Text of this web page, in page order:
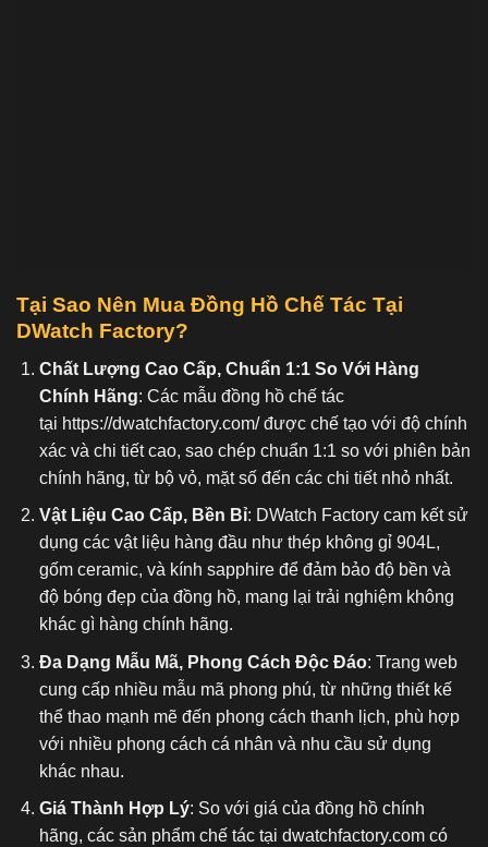
Tại Sao Nên Mua Đồng Hồ Chế Tác Tại
DWatch Factory?
Chất Lượng Cao Cấp, Chuẩn 1:1 So Với Hàng
Chính Hãng: Các mẫu đồng hồ chế tác
tại https://dwatchfactory.com/được chế tạo với độ chính
xác và chi tiết cao, sao chép chuẩn 1:1 so với phiên bản
chính hãng, từ bộ vỏ, mặt số đến các chi tiết nhỏ nhất.
Vật Liệu Cao Cấp, Bền Bỉ: DWatch Factory cam kết sử
dụng các vật liệu hàng đầu như thép không gỉ 904L,
gốm ceramic, và kính sapphire để đảm bảo độ bền và
độ bóng đẹp của đồng hồ, mang lại trải nghiệm không
khác gì hàng chính hãng.
Đa Dạng Mẫu Mã, Phong Cách Độc Đáo: Trang web
cung cấp nhiều mẫu mã phong phú, từ những thiết kế
thể thao mạnh mẽ đến phong cách thanh lịch, phù hợp
với nhiều phong cách cá nhân và nhu cầu sử dụng
khác nhau.
Giá Thành Hợp Lý: So với giá của đồng hồ chính
hãng, các sản phẩm chế tác tại dwatchfactory.com có